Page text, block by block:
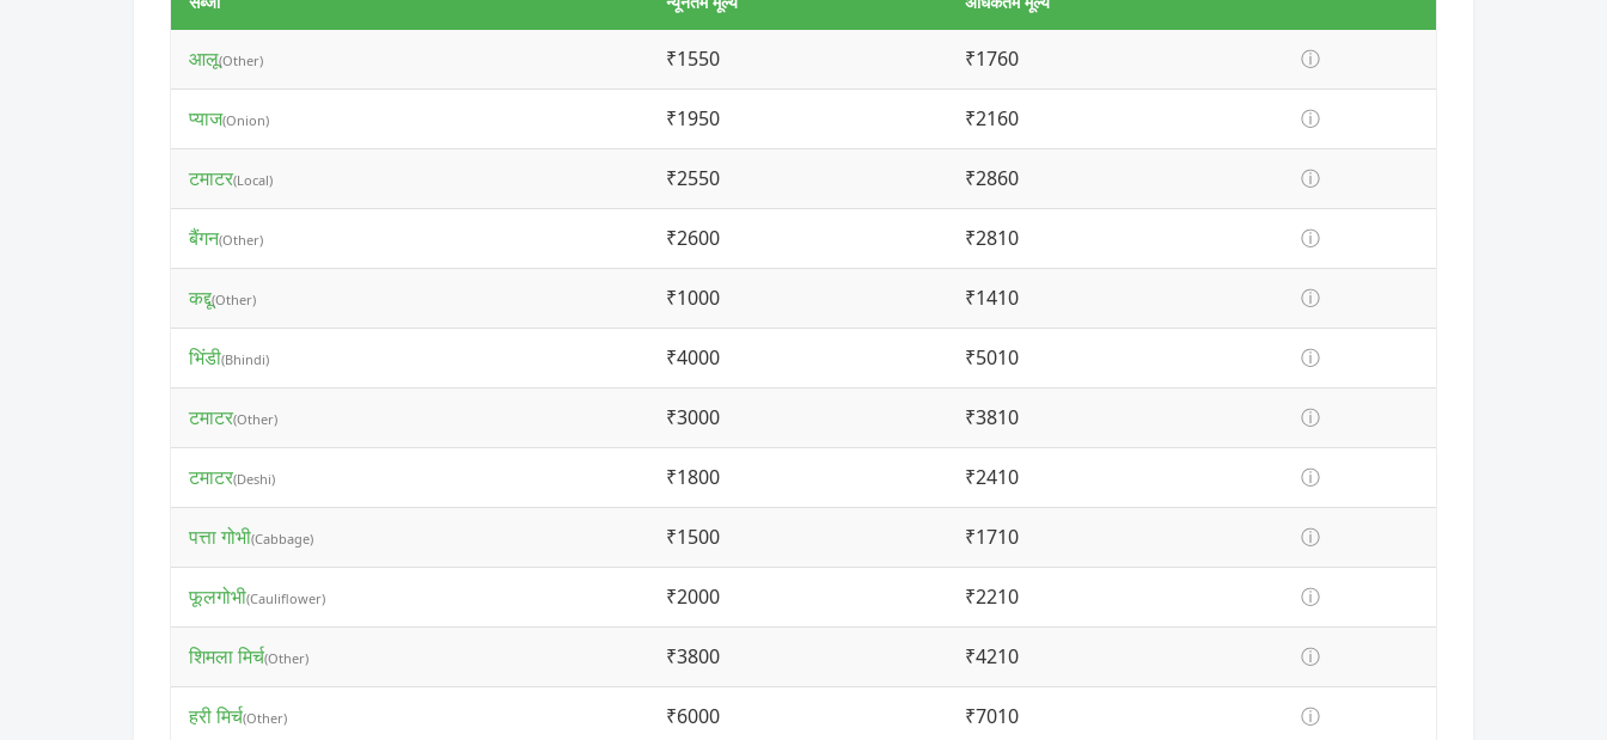
आलू(Other) ₹1550 ₹1760 ⓘ
प्याज(Onion) ₹1950 ₹2160 ⓘ
टमाटर(Local) ₹2550 ₹2860 ⓘ
बैंगन(Other) ₹2600 ₹2810 ⓘ
कद्दू(Other) ₹1000 ₹1410 ⓘ
भिंडी(Bhindi) ₹4000 ₹5010 ⓘ
टमाटर(Other) ₹3000 ₹3810 ⓘ
टमाटर(Deshi) ₹1800 ₹2410 ⓘ
पत्ता गोभी(Cabbage) ₹1500 ₹1710 ⓘ
फूलगोभी(Cauliflower) ₹2000 ₹2210 ⓘ
शिमला मिर्च(Other) ₹3800 ₹4210 ⓘ
हरी मिर्च(Other) ₹6000 ₹7010 ⓘ